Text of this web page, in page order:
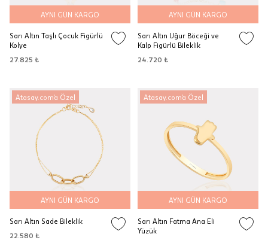
AYNI GÜN KARGO
Sarı Altın Taşlı Çocuk Figürlü
Kolye
27.825 ₺
AYNI GÜN KARGO
Sarı Altın Uğur Böceği ve
Kalp Figürlü Bileklik
24.720 ₺
Atasay.com'a Özel
AYNI GÜN KARGO
Sarı Altın Sade Bileklik
22.580 ₺
Atasay.com'a Özel
AYNI GÜN KARGO
Sarı Altın Fatma Ana Eli
Yüzük